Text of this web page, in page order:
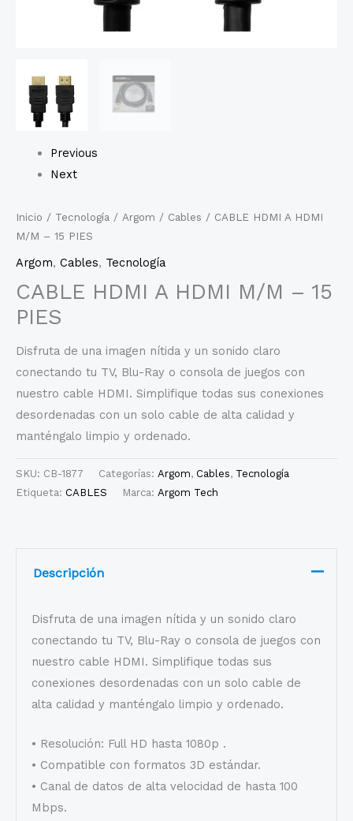
Previous
Next
Inicio / Tecnología / Argom / Cables / CABLE HDMI A HDMI
M/M – 15 PIES
Argom, Cables, Tecnología
CABLE HDMI A HDMI M/M – 15
PIES
Disfruta de una imagen nítida y un sonido claro
conectando tu TV, Blu-Ray o consola de juegos con
nuestro cable HDMI. Simplifique todas sus conexiones
desordenadas con un solo cable de alta calidad y
manténgalo limpio y ordenado.
SKU: CB-1877 Categorías: Argom, Cables, Tecnología
Etiqueta: CABLES Marca: Argom Tech
Descripción
Disfruta de una imagen nítida y un sonido claro
conectando tu TV, Blu-Ray o consola de juegos con
nuestro cable HDMI. Simplifique todas sus
conexiones desordenadas con un solo cable de
alta calidad y manténgalo limpio y ordenado.
• Resolución: Full HD hasta 1080p .
• Compatible con formatos 3D estándar.
• Canal de datos de alta velocidad de hasta 100
Mbps.